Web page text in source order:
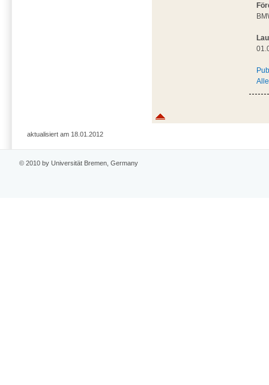
aktualisiert am 18.01.2012
© 2010 by Universität Bremen, Germany